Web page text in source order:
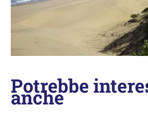
Potrebbe
anche